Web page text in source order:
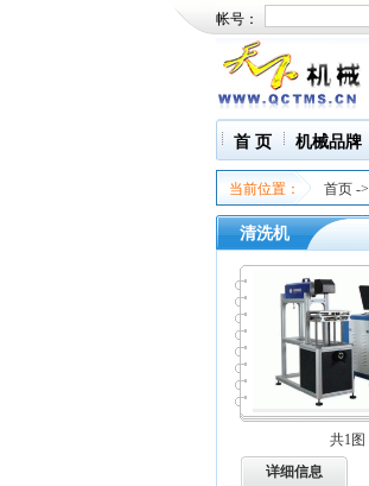
帐号：
首 页 机械品牌
当前位置： 首页 ->
清洗机
共1图
详细信息